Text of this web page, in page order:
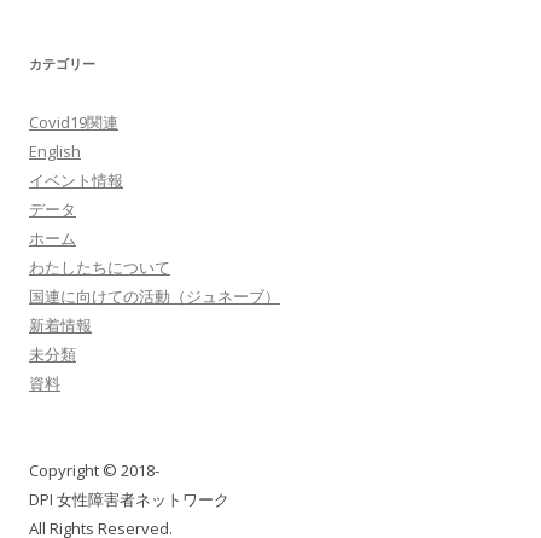
カテゴリー
Covid19関連
English
イベント情報
データ
ホーム
わたしたちについて
国連に向けての活動（ジュネーブ）
新着情報
未分類
資料
Copyright © 2018-
DPI 女性障害者ネットワーク
All Rights Reserved.